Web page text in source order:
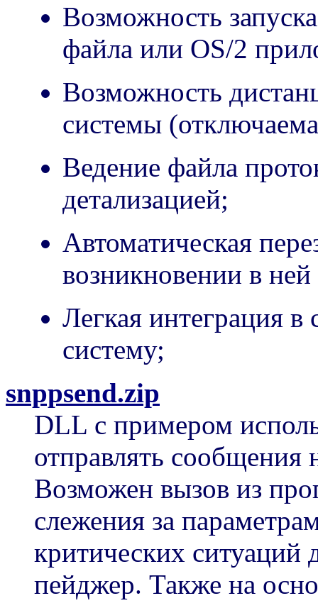
Возможность
файла или OS/2
Возможность
системы
Ведение файла
детализацией;
Автоматическая
возникновении в
Легкая интеграция
систему;
snppsend.zip
DLL с примером
отправлять сообщения
Возможен вызов из
слежения за
критических ситуаций
пейджер. Также на